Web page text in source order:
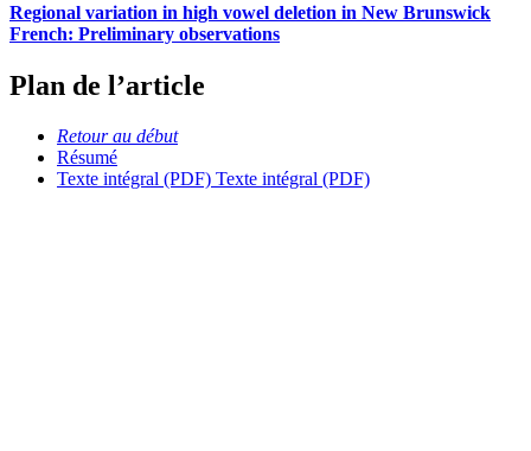
Regional variation in high vowel deletion in New Brunswick
French: Preliminary observations
Plan de l’article
Retour au début
Résumé
Texte intégral (PDF) Texte intégral (PDF)